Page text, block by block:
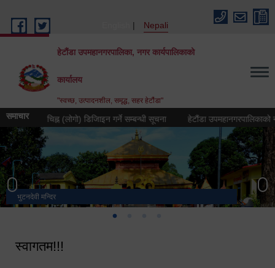
Nepali
हेटौंडा उपमहानगरपालिका, नगर कार्यपालिकाको
कार्यालय
"स्वच्छ, उत्पादनशील, समृद्ध, सहर हेटौंडा"
समाचारचिह्न (लोगो) डिजिाइन गर्ने सम्बन्धी सूचना हेटौंडा उपमहानगरपालिकाको नगर
भुटनदेवी मन्दिर
स्मारक
हेटौंडा उपमहानगरपालिका नगर कार्यपालिकाको कार्यालय
मनकामना डाँडाबाट देखिएको दृश्य
स्वागतम!!!